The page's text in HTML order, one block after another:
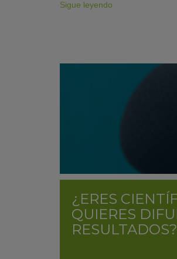
Sigue leyendo
¿ERES
QUIERES
RESULTADOS?